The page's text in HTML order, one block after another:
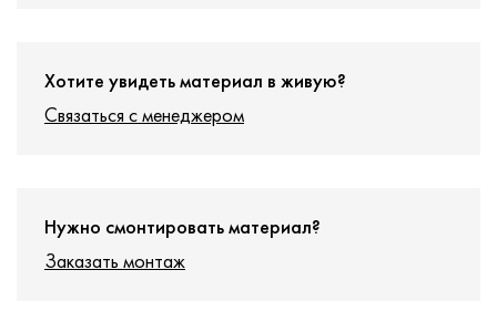
Хотите увидеть материал в живую?
Связаться с менеджером
Нужно смонтировать материал?
Заказать монтаж